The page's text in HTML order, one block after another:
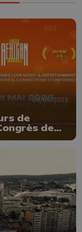
09/05/2025
de
de